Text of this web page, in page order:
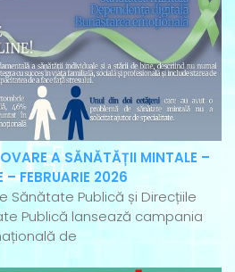
A SĂNĂTĂȚII MINTALE –
– FEBRUARIE 2026
Sănătate Publică și Direcțiile
Publică lansează campania
de